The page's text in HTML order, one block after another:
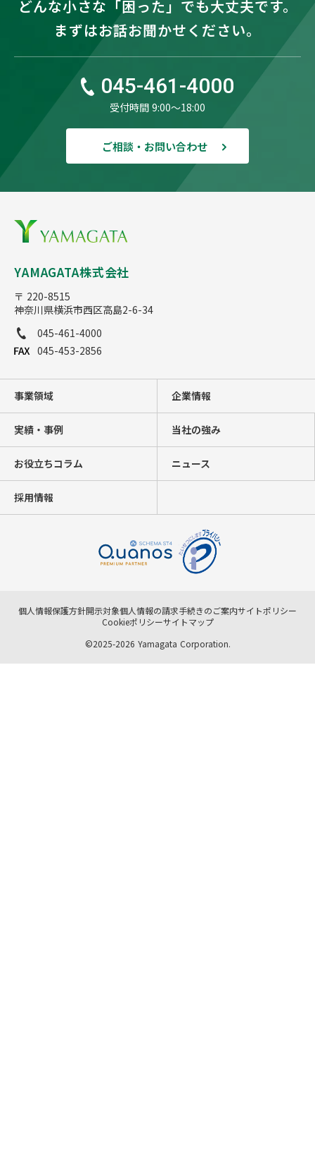
どんな小さな「困った」でも大丈夫です。
まずはお話お聞かせください。
045-461-4000
受付時間 9:00〜18:00
ご相談・お問い合わせ
YAMAGATA株式会社
〒 220-8515
神奈川県横浜市西区高島2-6-34
045-461-4000
045-453-2856
事業領域 企業情報
実績・事例 当社の強み
お役立ちコラム ニュース
採用情報
個人情報保護方針開示対象個人情報の請求手続きのご案内サイトポリシー
Cookieポリシーサイトマップ
©2025-2026 Yamagata Corporation.